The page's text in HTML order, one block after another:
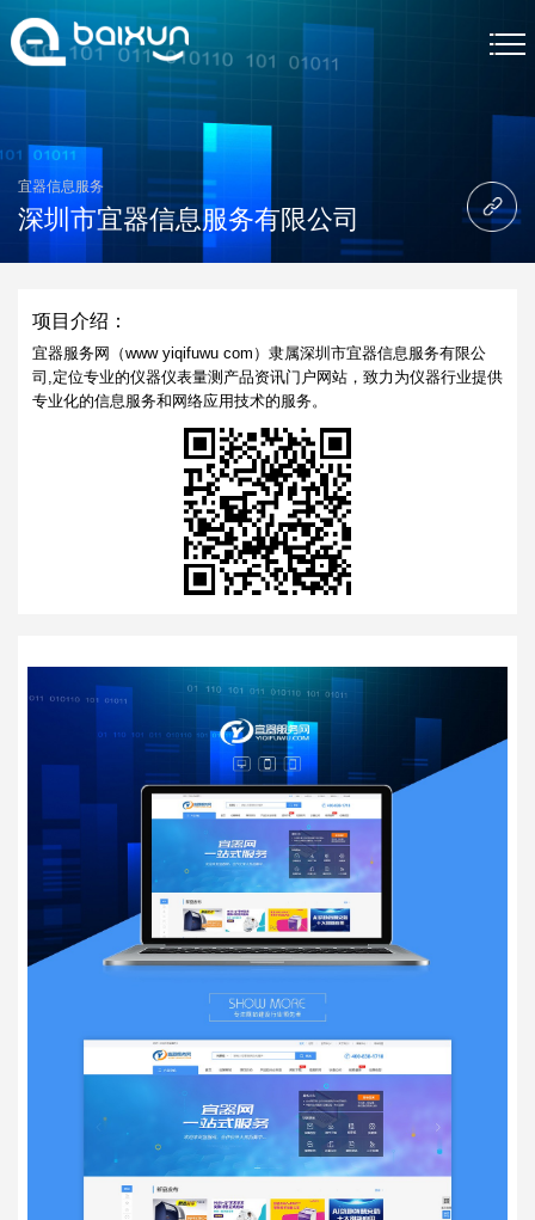
网站制作案例
网站制作资讯
联系我们
宜器信息服务
深圳市宜器信息服务有限公司
项目介绍：
宜器服务网（www yiqifuwu com）隶属深圳市宜器信息服务有限公
司,定位专业的仪器仪表量测产品资讯门户网站，致力为仪器行业提供
专业化的信息服务和网络应用技术的服务。